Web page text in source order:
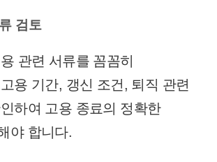
검토
관련 서류를 꼼꼼히
용 기간, 갱신 조건, 퇴직 관련
하여 고용 종료의 정확한
야 합니다.